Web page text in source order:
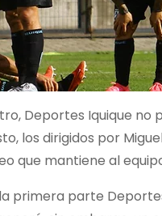
Deportes Iquique no
los dirigidos por
que mantiene al
primera parte